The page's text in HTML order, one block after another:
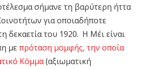
σήμανε τη βαρύτερη ήττα
για οποιαδήποτε
δεκαετία του 1920. Η Μέι είναι
μεπρόταση μομφής, την οποία
Κόμμα(αξιωματική